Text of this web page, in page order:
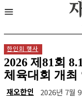
한인회 행사
2026 제81회
체육대회 개최
재오한인 2026년 7월